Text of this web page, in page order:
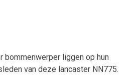
bommenwerper liggen op hun
van deze lancaster NN775.